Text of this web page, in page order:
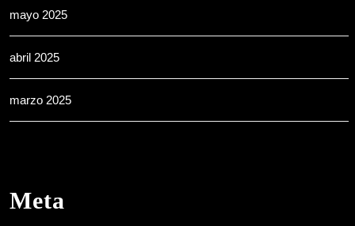
mayo 2025
abril 2025
marzo 2025
Meta